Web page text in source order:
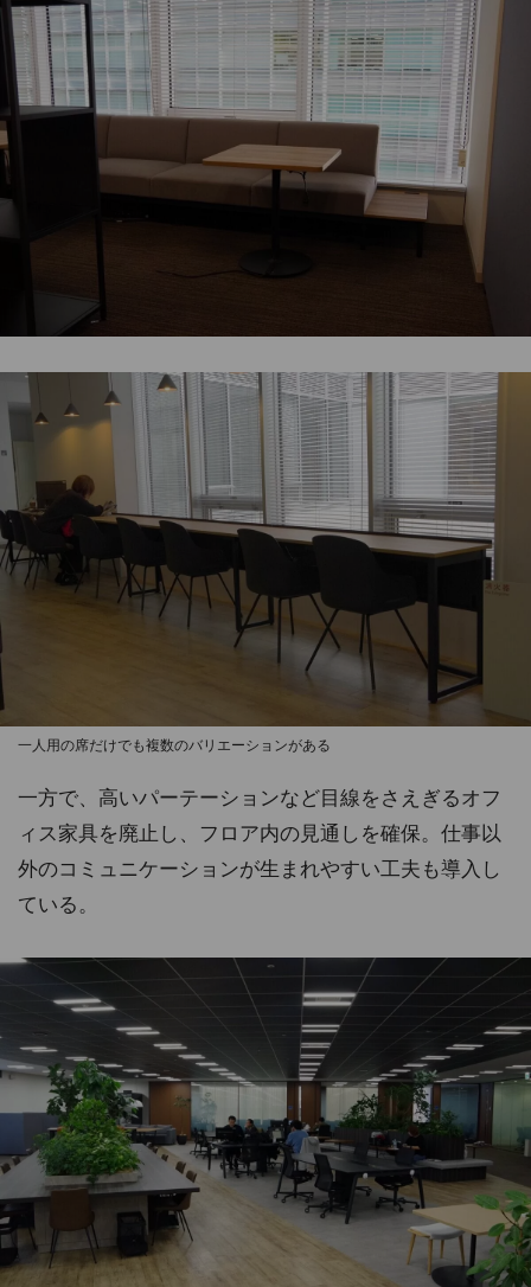
一人用の席だけでも複数のバリエーションがある
一方で、高いパーテーションなど目線をさえぎるオフ
ィス家具を廃止し、フロア内の見通しを確保。仕事以
外のコミュニケーションが生まれやすい工夫も導入し
ている。